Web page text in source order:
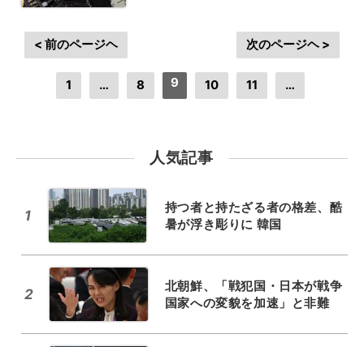
< 前のページヘ
1 … 8 9 10 11 …
次のページヘ >
人気記事
1
持つ者と持たざる者の格差、酷
暑が浮き彫りに 韓国
2
北朝鮮、「戦犯国・日本が戦争
国家への変貌を加速」と非難